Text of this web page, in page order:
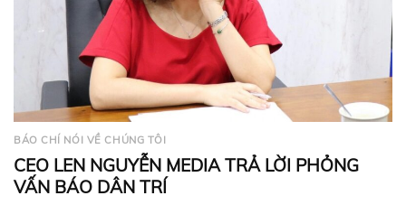
BÁO CHÍ NÓI VỀ CHÚNG TÔI
CEO LEN NGUYỄN MEDIA TRẢ LỜI PHỎNG
VẤN BÁO DÂN TRÍ